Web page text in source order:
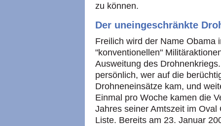
zu können.
Der uneingeschränkte
Freilich wird der Name Obama
"konventionellen"
Ausweitung des
persönlich, wer auf die
Drohneneinsätze kam, und
Einmal pro Woche kamen die
Jahres seiner Amtszeit im
Liste. Bereits am 23. Januar